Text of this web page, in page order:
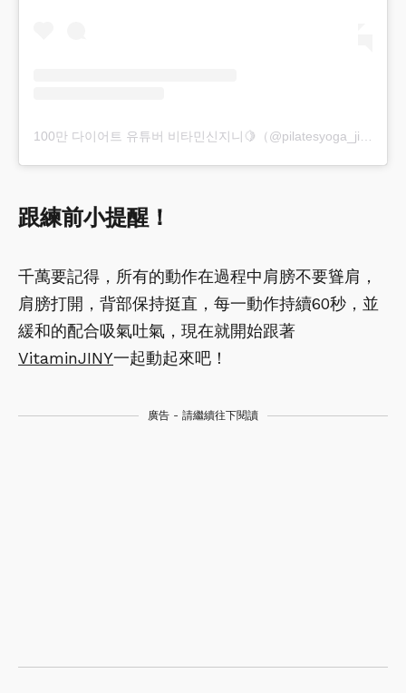
跟練前小提醒！
千萬要記得，所有的動作在過程中肩膀不要聳肩，
肩膀打開，背部保持挺直，每一動作持續60秒，並
緩和的配合吸氣吐氣，現在就開始跟著
VitaminJINY一起動起來吧！
廣告 - 請繼續往下閱讀